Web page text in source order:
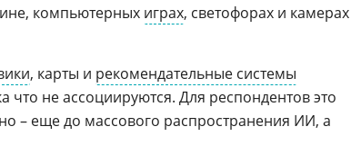
компьютерных играх, светофорах и камерах
, карты и рекомендательные системы
не ассоциируются. Для респондентов это
– еще до массового распространения ИИ, а